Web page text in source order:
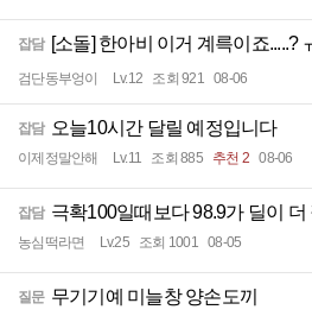
잡담 [소돌] 한아비 이거 계륵이죠.....?
검단동부엉이 Lv.12 조회 921 08-06
잡담 오늘10시간 달릴 예정입니다
이제정말안해 Lv.11 조회 885 추천 2 08-06
잡담 극확100일때보다 98.9가 딜이
농심떡라면 Lv.25 조회 1001 08-05
질문 무기기예 미늘창 양손도끼